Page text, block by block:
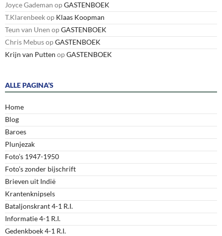
Joyce Gademan opGASTENBOEK
T.Klarenbeekop Klaas Koopman
Teun van Unen opGASTENBOEK
Chris MebusopGASTENBOEK
Krijn van Putten opGASTENBOEK
ALLE PAGINA’S
Home
Blog
Baroes
Plunjezak
Foto’s 1947-1950
Foto’s zonder bijschrift
Brieven uit Indië
Krantenknipsels
Bataljonskrant 4-1 R.I.
Informatie 4-1 R.I.
Gedenkboek 4-1 R.I.